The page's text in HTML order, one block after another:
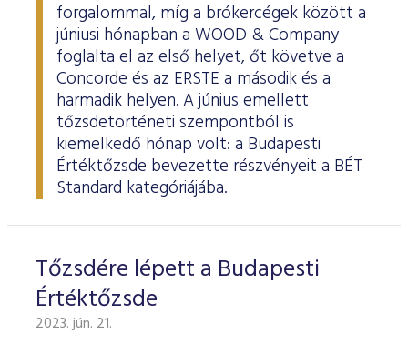
forgalommal, míg a brókercégek között a
júniusi hónapban a WOOD & Company
foglalta el az első helyet, őt követve a
Concorde és az ERSTE a második és a
harmadik helyen. A június emellett
tőzsdetörténeti szempontból is
kiemelkedő hónap volt: a Budapesti
Értéktőzsde bevezette részvényeit a BÉT
Standard kategóriájába.
Tőzsdére lépett a Budapesti
Értéktőzsde
2023. jún. 21.